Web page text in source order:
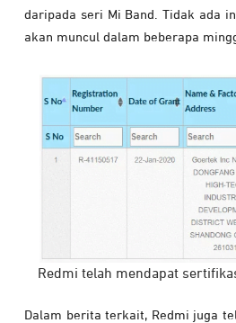
daripada seri Mi Band. Tidak ada
akan muncul dalam beberapa
Redmi telah mendapat
Dalam berita terkait, Redmi juga